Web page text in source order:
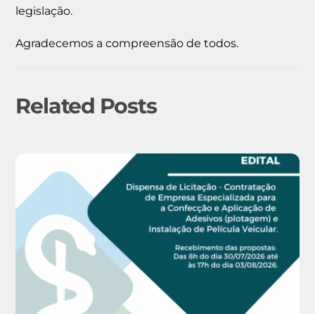
legislação.
Agradecemos a compreensão de todos.
Related Posts